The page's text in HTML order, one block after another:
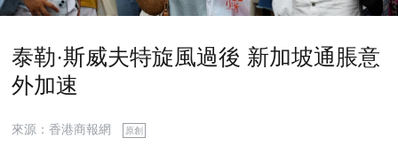
泰勒·斯威夫特旋風過後 新加坡通脹意
外加速
來源：香港商報網 原創